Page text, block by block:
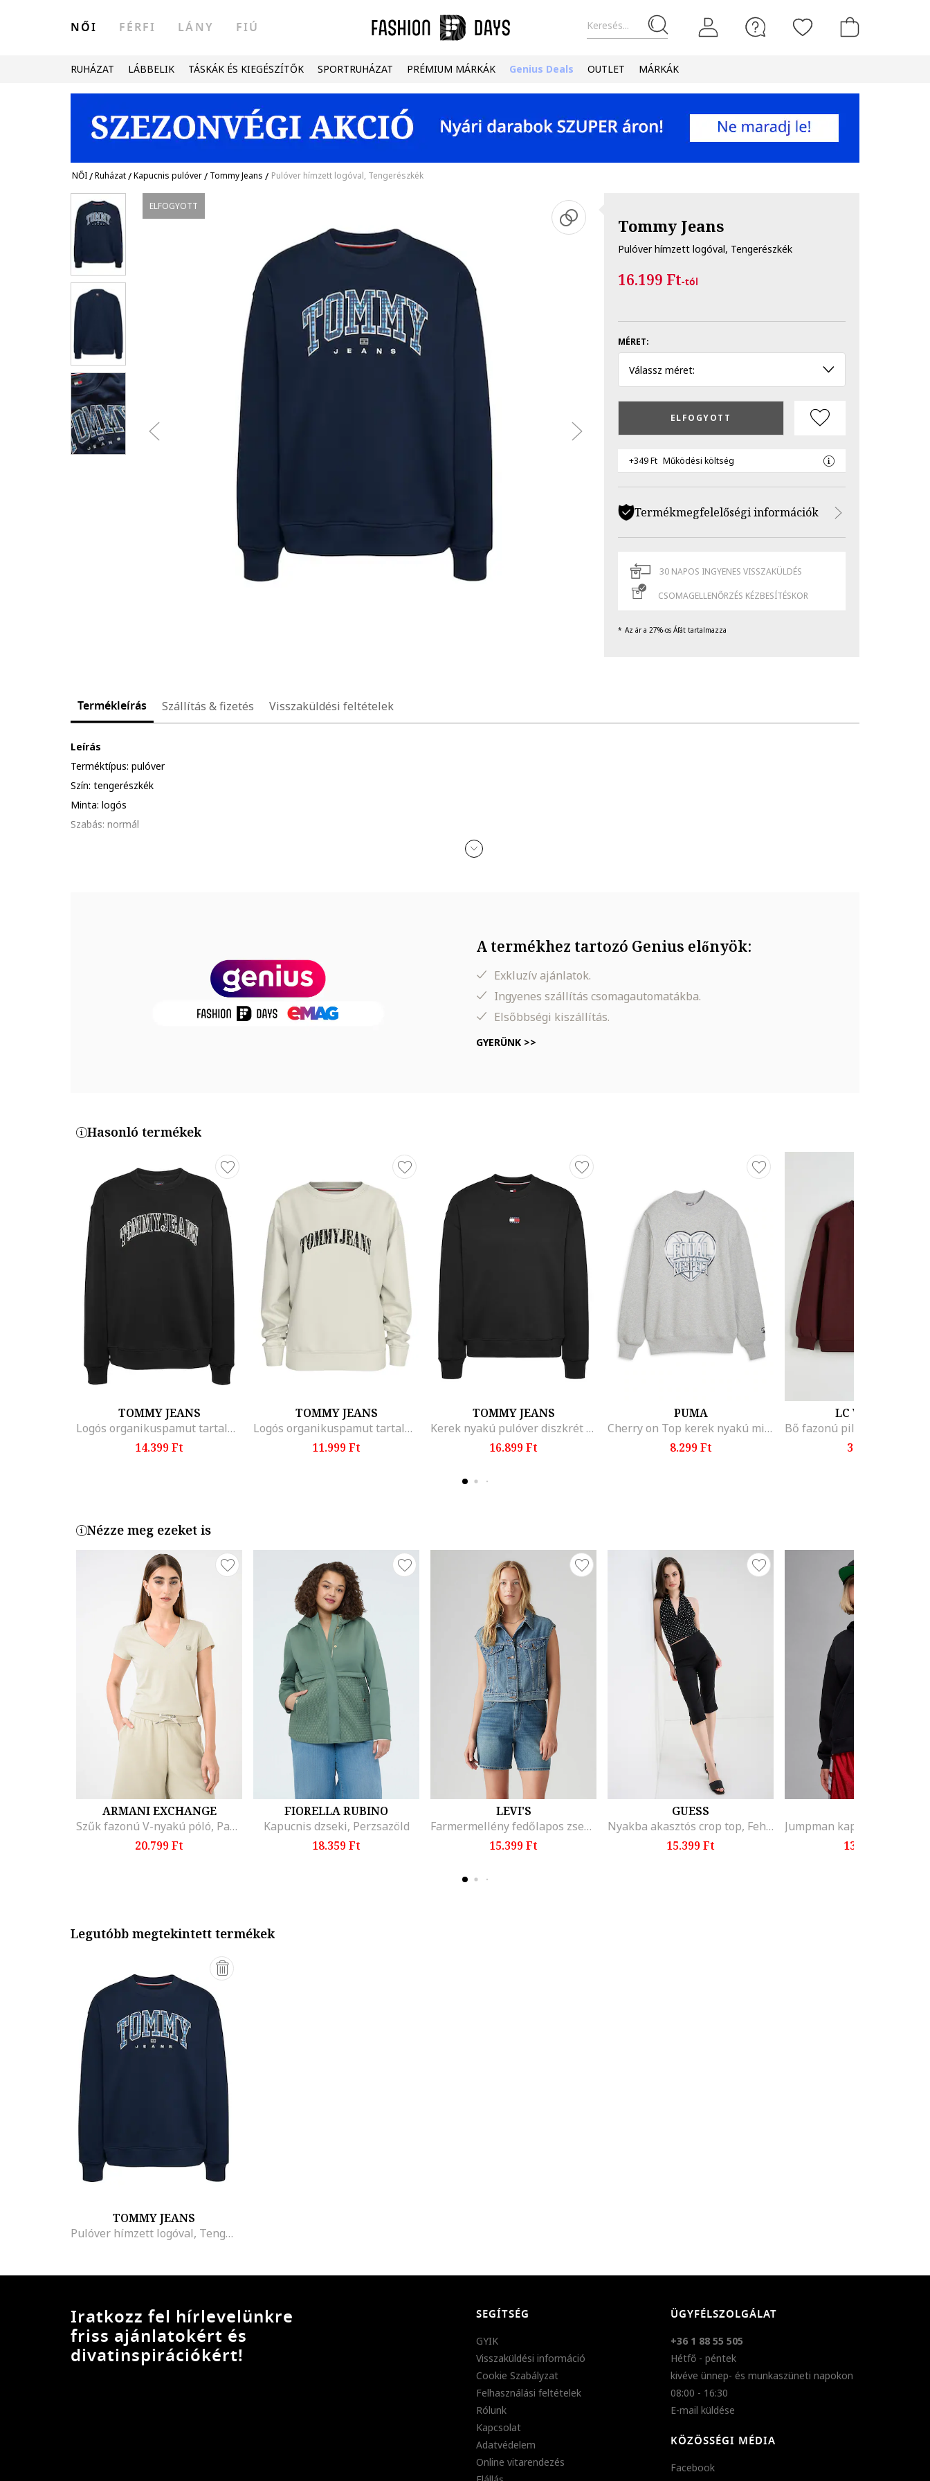
Keresés...
NŐI FÉRFI LÁNY FIÚ
RUHÁZAT LÁBBELIK TÁSKÁK ÉS KIEGÉSZÍTŐK SPORTRUHÁZAT PRÉMIUM MÁRKÁK Genius Deals OUTLET MÁRKÁK
NŐI/Ruházat/Kapucnis pulóver/ Tommy Jeans / Pulóver hímzett logóval, Tengerészkék
ELFOGYOTT
Tommy Jeans
Pulóver hímzett logóval, Tengerészkék
16.199 Ft-tól
MÉRET:
Válassz méret:
ELFOGYOTT
+349 Ft Működési költség
Termékmegfelelőségi információk
30 NAPOS INGYENES VISSZAKÜLDÉS
CSOMAGELLENŐRZÉS KÉZBESÍTÉSKOR
Az ár a 27%-os Áfát tartalmazza
Termékleírás Szállítás & fizetés Visszaküldési feltételek
Leírás
Terméktípus: pulóver
Szín: tengerészkék
Minta: logós
Szabás: normál
A termékhez tartozó Genius előnyök:
Exkluzív ajánlatok.
Ingyenes szállítás csomagautomatákba.
Elsőbbségi kiszállítás.
GYERÜNK >>
Hasonló termékek
TOMMY JEANS
Logós organikuspamut tartalmú pulóver, Fehér/Fekete
14.399 Ft
TOMMY JEANS
Logós organikuspamut tartalmú pulóver, Csontszín/Fekete
11.999 Ft
TOMMY JEANS
Kerek nyakú pulóver diszkrét logós foltrátéttel, Fekete
16.899 Ft
PUMA
Cherry on Top kerek nyakú mintás sportpulóver, Világosszürke/Púderkék/Fehér
8.299 Ft
LC WAIKIKI
3.995 Ft
Nézze meg ezeket is
ARMANI EXCHANGE
Szűk fazonú V-nyakú póló, Pasztellzöld
20.799 Ft
FIORELLA RUBINO
Kapucnis dzseki, Perzsazöld
18.359 Ft
LEVI'S
Farmermellény fedőlapos zsebekkel, Világoskék
15.399 Ft
GUESS
Nyakba akasztós crop top, Fehér/Fekete
15.399 Ft
13.899 Ft
Legutóbb megtekintett termékek
TOMMY JEANS
Pulóver hímzett logóval, Tengerészkék
Iratkozz fel hírlevelünkre
friss ajánlatokért és
divatinspirációkért!
SEGÍTSÉG
GYIK
Visszaküldési információ
Cookie Szabályzat
Felhasználási feltételek
Rólunk
Kapcsolat
Adatvédelem
Online vitarendezés
ÜGYFÉLSZOLGÁLAT
+36 1 88 55 505
Hétfő - péntek
kivéve ünnep- és munkaszüneti napokon
08:00 - 16:30
E-mail küldése
KÖZÖSSÉGI MÉDIA
Facebook